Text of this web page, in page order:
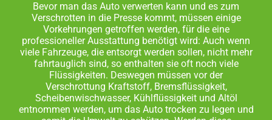
Bevor man das Auto verwerten kann und es zum
Verschrotten in die Presse kommt, müssen einige
Vorkehrungen getroffen werden, für die eine
professioneller Ausstattung benötigt wird: Auch wenn
viele Fahrzeuge, die entsorgt werden sollen, nicht mehr
fahrtauglich sind, so enthalten sie oft noch viele
Flüssigkeiten. Deswegen müssen vor der
Verschrottung Kraftstoff, Bremsflüssigkeit,
Scheibenwischwasser, Kühlflüssigkeit und Altöl
entnommen werden, um das Auto trocken zu legen und